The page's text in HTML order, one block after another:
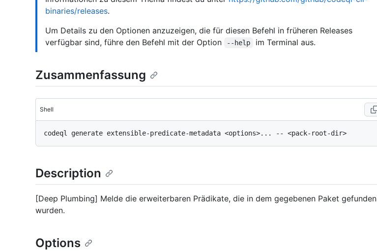
binaries/releases.
Um Details zu den Optionen anzuzeigen, die für diesen Befehl in früheren Releases
verfügbar sind, führe den Befehl mit der Option
--help im Terminal aus.
Zusammenfassung
Shell
Description
[Deep Plumbing] Melde die erweiterbaren Prädikate, die in dem gegebenen Paket gefunden
wurden.
Options